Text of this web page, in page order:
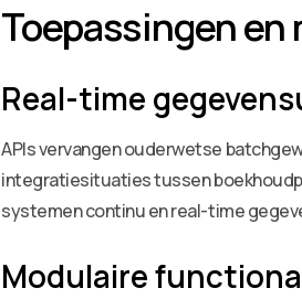
Toepassingen
Real-time
APIs vervangen ouderwetse
integratiesituaties tussen
systemen continu en real-time
Modulaire